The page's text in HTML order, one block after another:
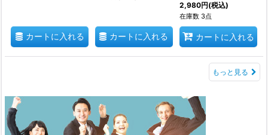
カートに入れる カートに入れる
2,980円(税込)
在庫数 3点
カートに入れる
もっと見る